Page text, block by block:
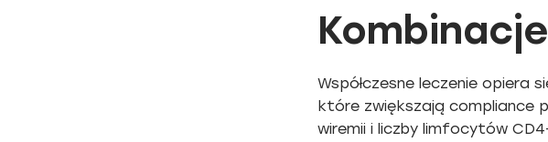
Współczesne leczenie opiera
które zwiększają compliance
wiremii i liczby limfocytów